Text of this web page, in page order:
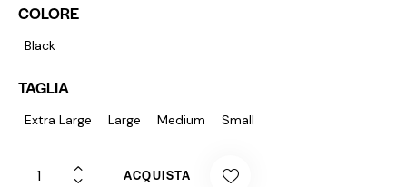
COLORE
Black
TAGLIA
Extra Large Large Medium Small
ACQUISTA